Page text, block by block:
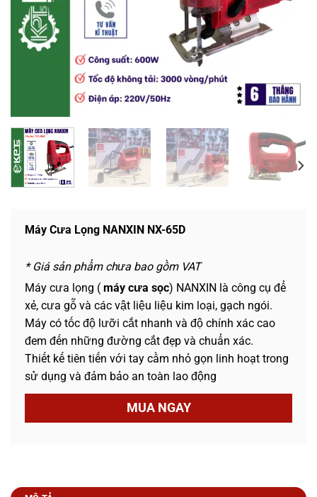
Máy Cưa Lọng NANXIN NX-65D
* Giá sản phẩm chưa bao gồm VAT
Máy cưa lọng ( máy cưa sọc) NANXIN là công cụ để
xẻ, cưa gỗ và các vật liệu liệu kim loại, gạch ngói.
Máy có tốc độ lưỡi cắt nhanh và độ chính xác cao
đem đến những đường cắt đẹp và chuẩn xác.
Thiết kế tiên tiến với tay cầm nhỏ gọn linh hoạt trong
sử dụng và đảm bảo an toàn lao động
MUA NGAY